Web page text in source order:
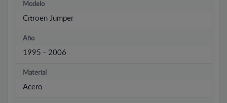
Modelo
Citroen Jumper
Año
1995 - 2006
Material
Acero